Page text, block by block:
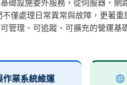
礎設施委外服務，從伺服器、
不僅處理日常異常與故障，更著
管理、可追蹤、可擴充的營運基
作業系統維運